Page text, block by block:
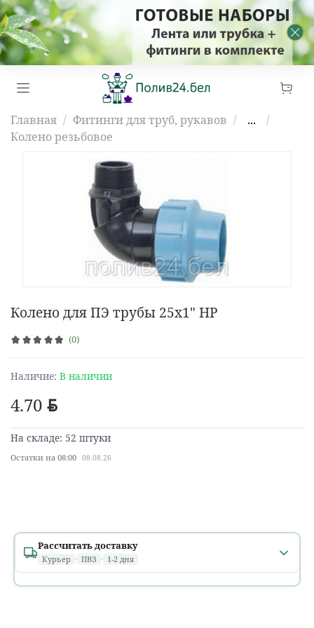
Главная Фитинги для труб, рукавов
...
Колено резьбовое
(0)
Колено для ПЭ трубы 25х1" НР
4.70 BYN
Наличие: В наличии
На складе: 52 штуки
Остатки на 08:00 08.08.26
Рассчитать доставку
Курьер · ПВЗ · 1-2 дня
Минск и областные города